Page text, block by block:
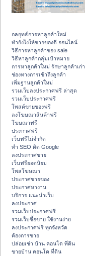
กลยุทธ์การหาลูกค้าใหม่
ทํายังไงให้ขายของดี ออนไลน์
วิธีการหาลูกค้าของ sale
วิธีหาลูกค้ากลุ่มเป้าหมาย
การหาลูกค้าใหม่ รักษาลูกค้าเก่า
ช่องทางการเข้าถึงลูกค้า
เพิ่มฐานลูกค้าใหม่
รวมเว็บลงประกาศฟรี ล่าสุด
รวมเว็บประกาศฟรี
โพสต์ขายของฟรี
ลงโฆษณาสินค้าฟรี
โฆษณาฟรี
ประกาศฟรี
เว็บฟรีไม่จำกัด
ทำ SEO ติด Google
ลงประกาศขาย
เว็บฟรียอดนิยม
โพสโฆษณา
ประกาศขายของ
ประกาศหางาน
บริการ แนะนำเว็บ
ลงประกาศ
รวมเว็บประกาศฟรี
รวมเว็บซื้อขาย ใช้งานง่าย
ลงประกาศฟรี ทุกจังหวัด
ต้องการขาย
ปล่อยเช่า บ้าน คอนโด ที่ดิน
ขายบ้าน คอนโด ที่ดิน